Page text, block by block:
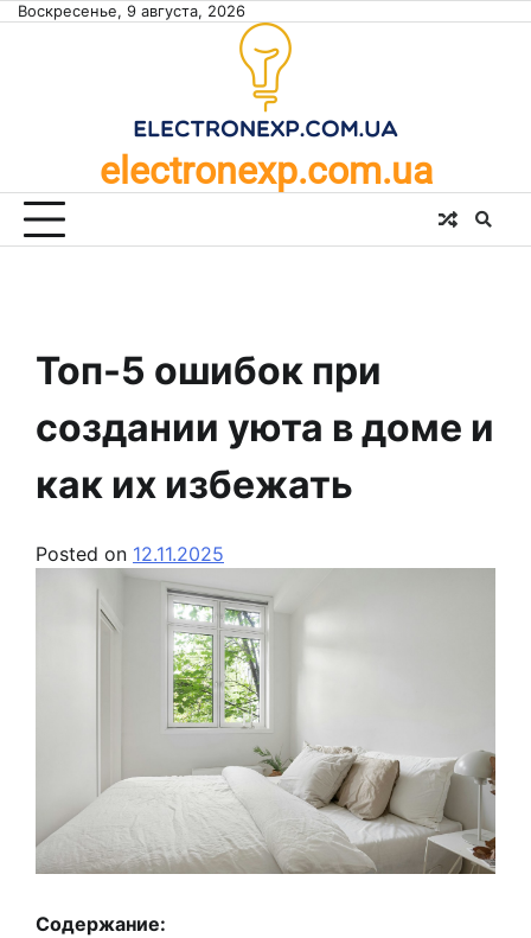
SkipВоскресенье, 9 августа, 2026
electronexp.com.ua
Топ-5 ошибок при
создании уюта в доме и
как их избежать
Posted on 12.11.2025
Содержание: